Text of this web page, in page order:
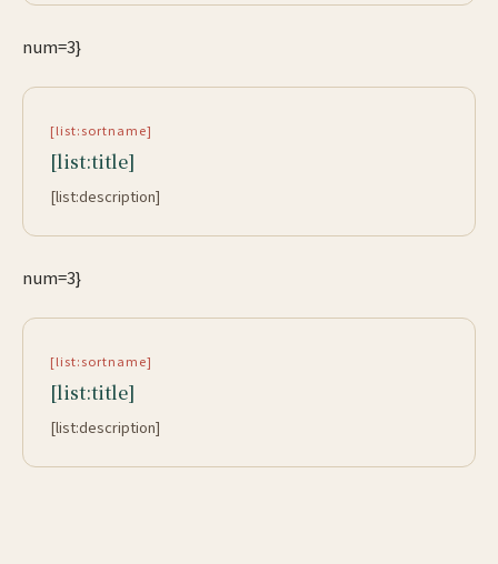
num=3}
[list:sortname]
[list:title]
[list:description]
num=3}
[list:sortname]
[list:title]
[list:description]